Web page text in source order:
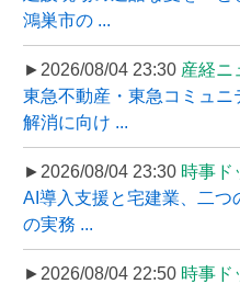
鴻巣市の ...
►2026/08/04 23:30 産経ニ
東急不動産・東急コミュ
解消に向け ...
►2026/08/04 23:30 時事ド
AI導入支援と宅建業、二つ
の実務 ...
►2026/08/04 22:50 時事ド